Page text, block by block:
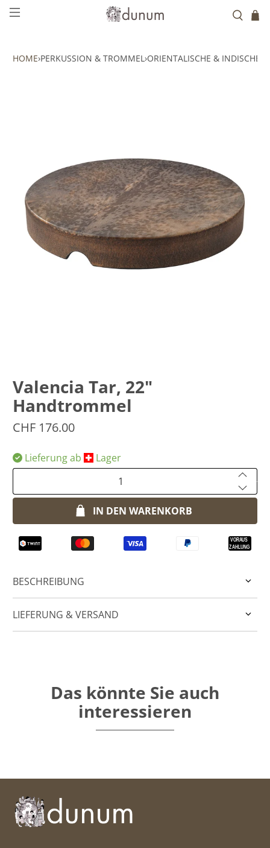
HOME›PERKUSSION & TROMMEL›ORIENTALISCHE & INDISCHE
Valencia Tar, 22"
Handtrommel
CHF 176.00
Lieferung ab
​Lager
IN DEN WARENKORB
BESCHREIBUNG
LIEFERUNG & VERSAND
Das könnte Sie auch
interessieren